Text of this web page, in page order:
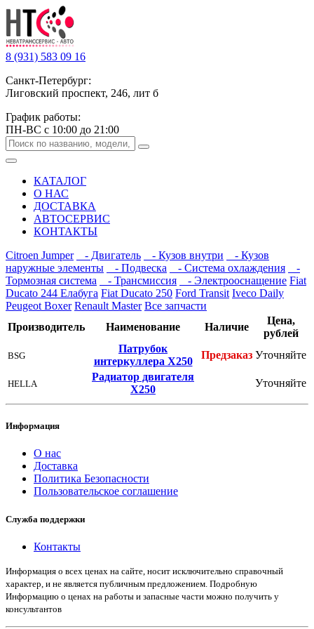
8 (931) 583 09 16
Санкт-Петербург:
Лиговский проспект, 246, лит б
График работы:
ПН-ВС с 10:00 до 21:00
КАТАЛОГ
О НАС
ДОСТАВКА
АВТОСЕРВИС
КОНТАКТЫ
Citroen Jumper
- Двигатель - Кузов внутри
- Кузов
наружные элементы
- Подвеска - Система охлаждения
-
Тормозная система
- Трансмиссия - Электрооснащение Fiat
Ducato 244 Елабуга Fiat Ducato 250 Ford Transit Iveco Daily
Peugeot Boxer Renault Master Все запчасти
Производитель
Наименование Наличие
Цена,
рублей
BSG
Патрубок
интеркуллера Х250
Предзаказ Уточняйте
HELLA
Радиатор двигателя
Х250
Уточняйте
Информация
О нас
Доставка
Политика Безопасности
Пользовательское соглашение
Служба поддержки
Контакты
Информация о всех ценах на сайте, носит исключительно справочный
характер, и не является публичным предложением. Подробную
Информацию о ценах на работы и запасные части можно получить у
консультантов